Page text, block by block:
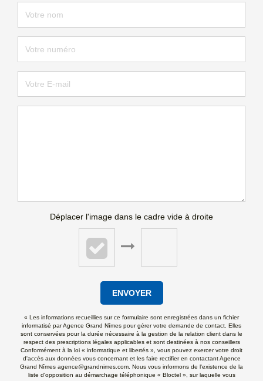
Déplacer l'image dans le cadre vide à droite
ENVOYER
« Les informations recueillies sur ce formulaire sont enregistrées dans un fichier
informatisé par Agence Grand Nîmes pour gérer votre demande de contact. Elles
sont conservées pour la durée nécessaire à la gestion de la relation client dans le
respect des prescriptions légales applicables et sont destinées à nos conseillers
Conformément à la loi « informatique et libertés », vous pouvez exercer votre droit
d'accès aux données vous concernant et les faire rectifier en contactant Agence
Grand Nîmes agence@grandnimes.com. Nous vous informons de l'existence de la
liste d'opposition au démarchage téléphonique « Bloctel », sur laquelle vous